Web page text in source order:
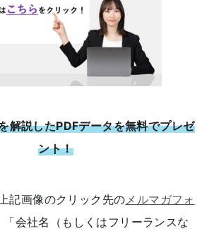
解説したPDFデータを無料でプレゼ
ント！
記画像のクリック先の メルマガフォ
「会社名（もしくはフリーランスな